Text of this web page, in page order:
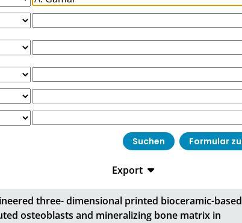
Export
CSV
RIS
three- dimensional printed bioceramic-based
osteoblasts and mineralizing bone matrix in